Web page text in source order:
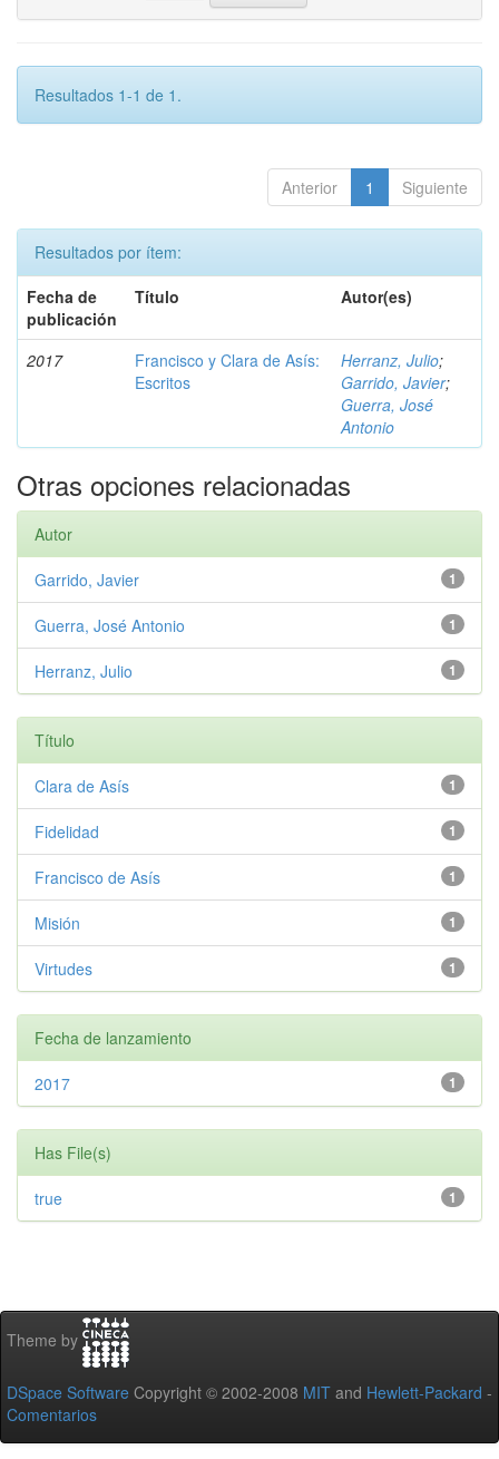
Resultados 1-1 de 1.
Anterior 1 Siguiente
Resultados por ítem:
Fecha de
publicación
Título Autor(es)
2017
Francisco y Clara de Asís:
Escritos
Herranz, Julio;
Garrido, Javier;
Guerra, José
Antonio
Otras opciones relacionadas
Autor
1
Garrido, Javier
1
Guerra, José Antonio
1
Herranz, Julio
Título
1
Clara de Asís
1
Fidelidad
1
Francisco de Asís
1
Misión
1
Virtudes
Fecha de lanzamiento
1
2017
Has File(s)
1
true
Theme by
DSpace Software Copyright © 2002-2008 MIT and Hewlett-Packard -
Comentarios